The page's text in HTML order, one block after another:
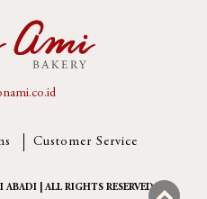
Customer Service
| ALL RIGHTS RESERVED